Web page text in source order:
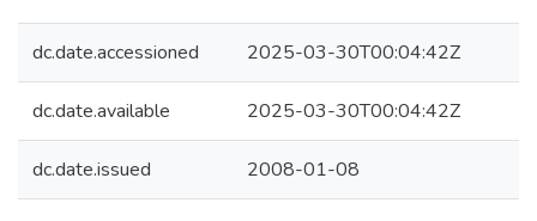
dc.date.accessioned 2025-03-30T00:04:42Z
dc.date.available 2025-03-30T00:04:42Z
dc.date.issued 2008-01-08